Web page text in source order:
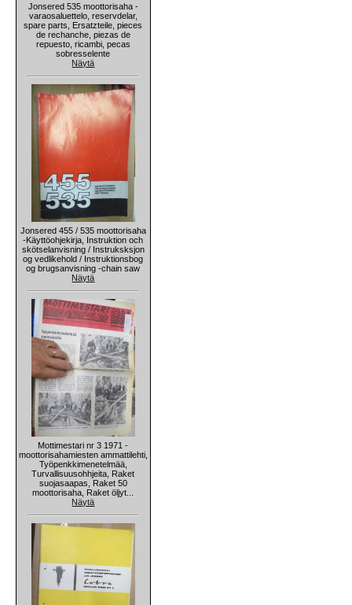
Jonsered 535 moottorisaha -
varaosaluettelo, reservdelar,
spare parts, Ersatzteile, pieces
de rechanche, piezas de
repuesto, ricambi, pecas
sobresselente
Näytä
Jonsered 455 / 535 moottorisaha
-Käyttöohjekirja, Instruktion och
skötselanvisning / Instruksksjon
og vedlikehold / Instruktionsbog
og brugsanvisning -chain saw
Näytä
Mottimestari nr 3 1971 -
moottorisahamiesten ammattilehti,
Työpenkkimenetelmää,
Turvallisuusohhjeita, Raket
suojasaapas, Raket 50
moottorisaha, Raket öljyt...
Näytä